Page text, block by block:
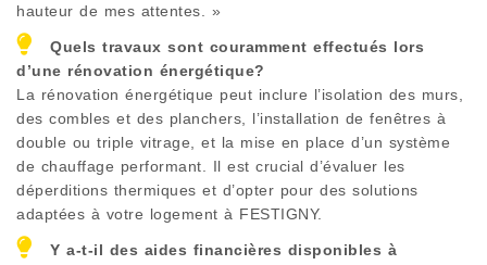
hauteur de mes attentes. »
Quels travaux sont couramment effectués lors
d’une rénovation énergétique?
La rénovation énergétique peut inclure l’isolation des murs,
des combles et des planchers, l’installation de fenêtres à
double ou triple vitrage, et la mise en place d’un système
de chauffage performant. Il est crucial d’évaluer les
déperditions thermiques et d’opter pour des solutions
adaptées à votre logement à FESTIGNY.
Y a-t-il des aides financières disponibles à